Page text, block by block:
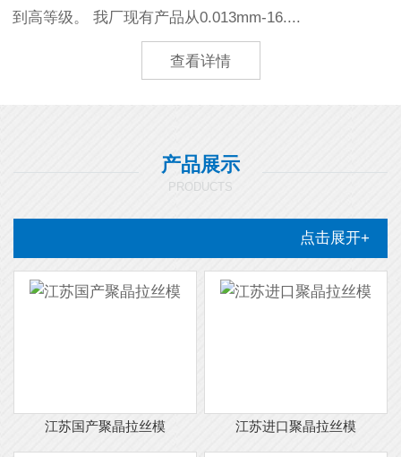
到高等级。 我厂现有产品从0.013mm-16....
查看详情
产品展示
PRODUCTS
点击展开+
江苏国产聚晶拉丝模 江苏进口聚晶拉丝模